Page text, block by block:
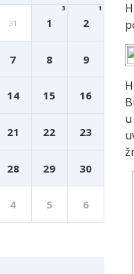
31 1
3
2
1
7 8 9
14 15 16
21 22 23
28 29 30
4 5 6